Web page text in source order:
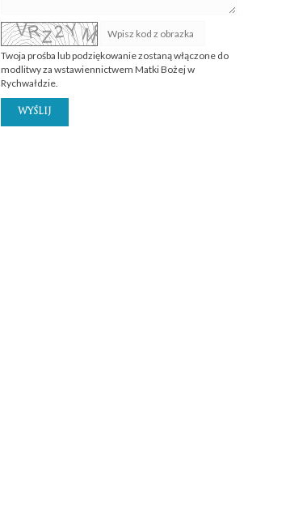
Twoja prośba lub podziękowanie zostaną włączone do
modlitwy za wstawiennictwem Matki Bożej w
Rychwałdzie.
WYŚLIJ